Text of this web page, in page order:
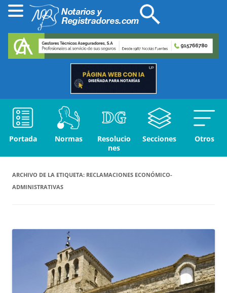
Portada Normas
Resolucio
nes
Secciones Otros
ARCHIVO DE LA ETIQUETA: RECLAMACIONES ECONÓMICO-
ADMINISTRATIVAS